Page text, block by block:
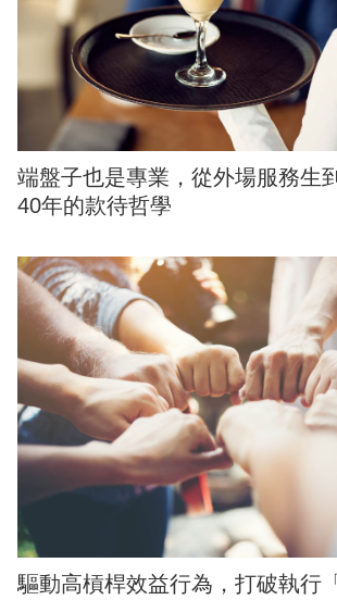
端盤子也是專業，從外場服務生
40年的款待哲學
驅動高槓桿效益行為，打破執行